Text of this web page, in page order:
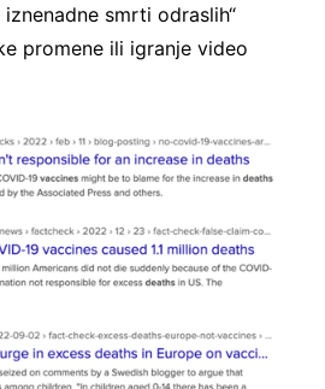
smrti odraslih“
promene ili igranje video